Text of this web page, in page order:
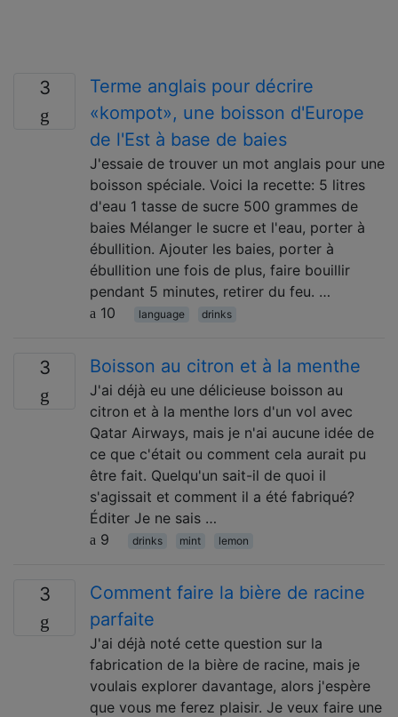
3
Terme anglais pour décrire
«kompot», une boisson d'Europe
de l'Est à base de baies
J'essaie de trouver un mot anglais pour une
boisson spéciale. Voici la recette: 5 litres
d'eau 1 tasse de sucre 500 grammes de
baies Mélanger le sucre et l'eau, porter à
ébullition. Ajouter les baies, porter à
ébullition une fois de plus, faire bouillir
pendant 5 minutes, retirer du feu. …
10
language drinks
3 Boisson au citron et à la menthe
J'ai déjà eu une délicieuse boisson au
citron et à la menthe lors d'un vol avec
Qatar Airways, mais je n'ai aucune idée de
ce que c'était ou comment cela aurait pu
être fait. Quelqu'un sait-il de quoi il
s'agissait et comment il a été fabriqué?
Éditer Je ne sais …
9
drinks mint lemon
3
Comment faire la bière de racine
parfaite
J'ai déjà noté cette question sur la
fabrication de la bière de racine, mais je
voulais explorer davantage, alors j'espère
que vous me ferez plaisir. Je veux faire une